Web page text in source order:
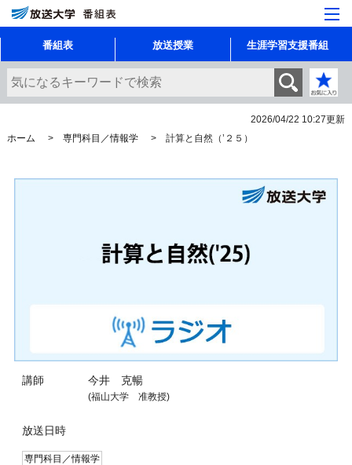
番組表 放送授業 生涯学習支援番組
2026/04/22 10:27更新
ホーム
専門科目／情報学 計算と自然（’２５）
講師 今井 克暢
(福山大学 准教授)
放送日時
専門科目／情報学